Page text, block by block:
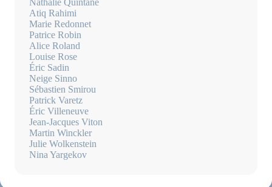
Nathalie Quintane
Atiq Rahimi
Marie Redonnet
Patrice Robin
Alice Roland
Louise Rose
Éric Sadin
Neige Sinno
Sébastien Smirou
Patrick Varetz
Éric Villeneuve
Jean-Jacques Viton
Martin Winckler
Julie Wolkenstein
Nina Yargekov